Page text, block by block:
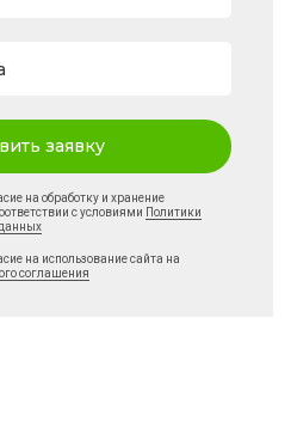
заявку
на обработку и хранение
с условиями Политики
на использование сайта на
соглашения